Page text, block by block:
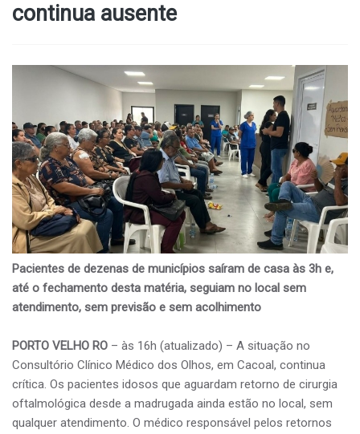
continua ausente
Pacientes de dezenas de municípios saíram de casa às 3h e,
até o fechamento desta matéria, seguiam no local sem
atendimento, sem previsão e sem acolhimento
PORTO VELHO RO – às 16h (atualizado) – A situação no
Consultório Clínico Médico dos Olhos, em Cacoal, continua
crítica. Os pacientes idosos que aguardam retorno de cirurgia
oftalmológica desde a madrugada ainda estão no local, sem
qualquer atendimento. O médico responsável pelos retornos